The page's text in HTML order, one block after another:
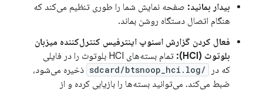
بیدار بمانید: صفحه نمایش شما را طوری تنظیم می‌کند که
هنگام اتصال دستگاه روشن بماند.
فعال کردن گزارش اسنوپ اینترفیس کنترل‌کننده میزبان
بلوتوث (HCI):
تمام بسته‌های HCI بلوتوث را در فایلی
که در
/sdcard/btsnoop_hci.log
ذخیره می‌شود،
ضبط می‌کند. می‌توانید بسته‌ها را بازیابی کرده و از